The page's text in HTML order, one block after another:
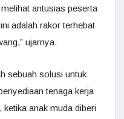
antusias peserta
adalah rakor terhebat
ujarnya.
sebuah solusi untuk
tenaga kerja
anak muda diberi